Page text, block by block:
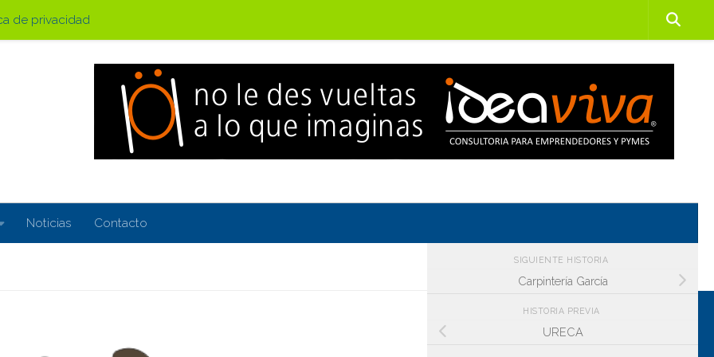
de privacidad
Noticias Contacto
SIGUIENTE HISTORIA
Carpintería García
HISTORIA PREVIA
URECA